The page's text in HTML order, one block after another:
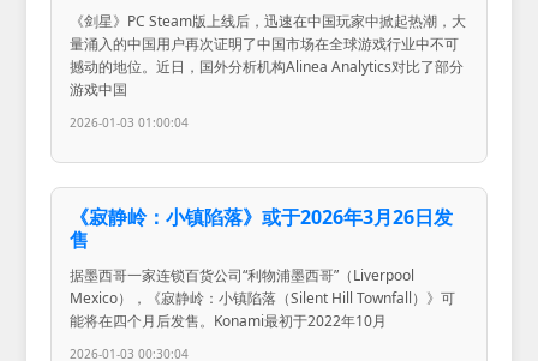
《剑星》PC Steam版上线后，迅速在中国玩家中掀起热潮，大
量涌入的中国用户再次证明了中国市场在全球游戏行业中不可
撼动的地位。近日，国外分析机构Alinea Analytics对比了部分
游戏中国
2026-01-03 01:00:04
《寂静岭：小镇陷落》或于2026年3月26日发
售
据墨西哥一家连锁百货公司“利物浦墨西哥”（Liverpool
Mexico），《寂静岭：小镇陷落（Silent Hill Townfall）》可
能将在四个月后发售。Konami最初于2022年10月
2026-01-03 00:30:04